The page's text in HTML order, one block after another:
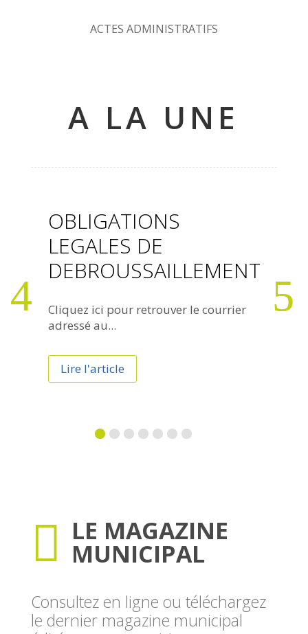
ACTES ADMINISTRATIFS
A LA UNE
OBLIGATIONS
LEGALES DE
DEBROUSSAILLEMENT
Cliquez ici pour retrouver le courrier
adressé au...
Lire l'article
Une
 LE MAGAZINE
MUNICIPAL
Consultez en ligne ou téléchargez
le dernier magazine municipal